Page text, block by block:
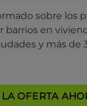
sobre los
barrios en
y más de
OFERTA